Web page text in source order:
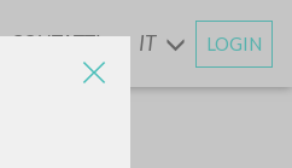
CONTATTI IT LOGIN